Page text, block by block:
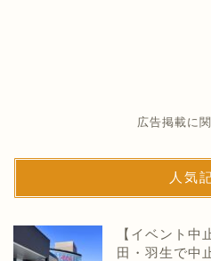
広告掲載に
人気
【イベント中
田・羽生で中